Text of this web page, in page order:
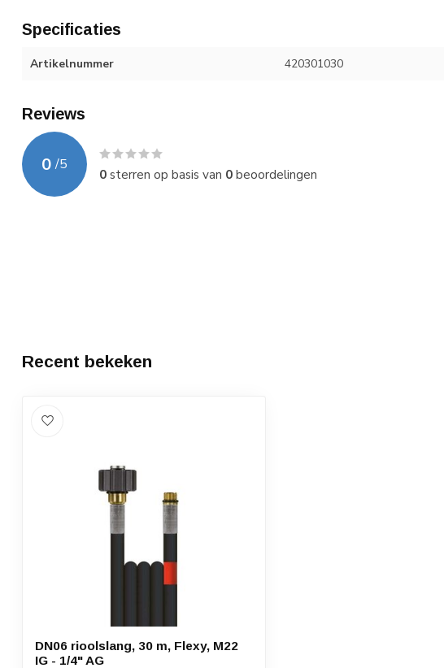
Specificaties
Artikelnummer 420301030
Reviews
0 /5
0sterren op basis van 0beoordelingen
Recent bekeken
DN06 rioolslang, 30 m, Flexy, M22
IG - 1/4" AG